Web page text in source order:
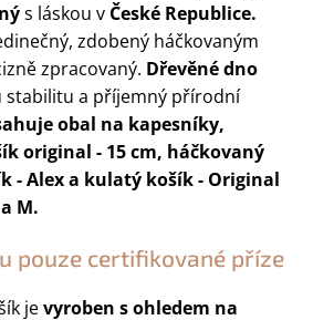
s láskou v České Republice.
zdobený háčkovaným
zpracovaný. Dřevěné dno
stabilitu a příjemný přírodní
obal na kapesníky,
original - 15 cm, háčkovaný
- Alex a kulatý košík - Original
M.
pouze certifikované příze
jevyroben s ohledem na